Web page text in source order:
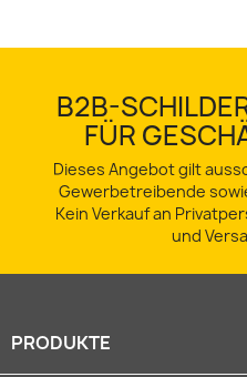
B2B-
FÜR
Dieses Angebot gilt
Gewerbetreibende
Kein Verkauf an
und
PRODUKTE